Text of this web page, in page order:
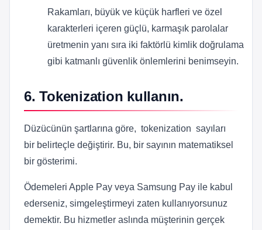
Rakamları, büyük ve küçük harfleri ve özel
karakterleri içeren güçlü, karmaşık parolalar
üretmenin yanı sıra iki faktörlü kimlik doğrulama
gibi katmanlı güvenlik önlemlerini benimseyin.
6. Tokenization kullanın.
Düzücünün şartlarına göre, tokenization sayıları
bir belirteçle değiştirir. Bu, bir sayının matematiksel
bir gösterimi.
Ödemeleri Apple Pay veya Samsung Pay ile kabul
ederseniz, simgeleştirmeyi zaten kullanıyorsunuz
demektir. Bu hizmetler aslında müşterinin gerçek